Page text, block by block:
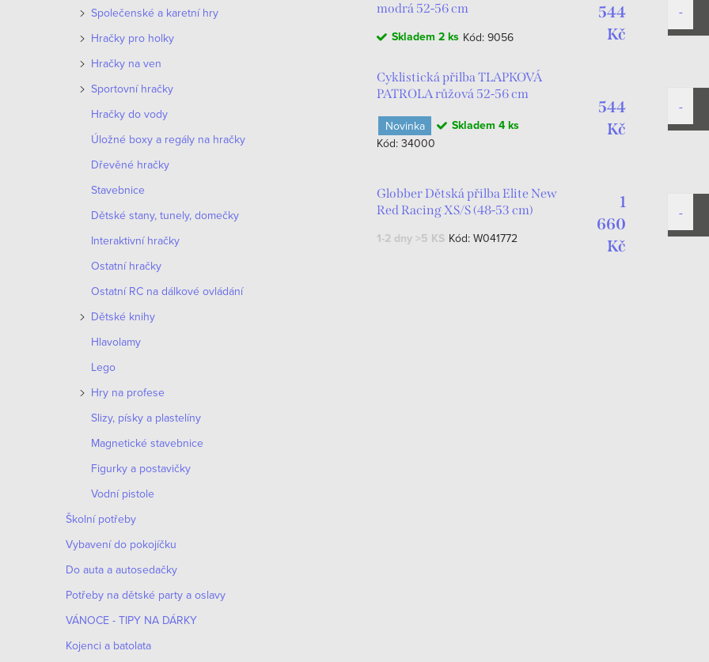
Společenské a karetní hry
Hračky pro holky
Hračky na ven
Sportovní hračky
Hračky do vody
Úložné boxy a regály na hračky
Dřevěné hračky
Stavebnice
Dětské stany, tunely, domečky
Interaktivní hračky
Ostatní hračky
Ostatní RC na dálkové ovládání
Dětské knihy
Hlavolamy
Lego
Hry na profese
Slizy, písky a plastelíny
Magnetické stavebnice
Figurky a postavičky
Vodní pistole
Školní potřeby
Vybavení do pokojíčku
Do auta a autosedačky
Potřeby na dětské party a oslavy
VÁNOCE - TIPY NA DÁRKY
Kojenci a batolata
modrá 52-56 cm
Skladem 2 ks Kód: 9056
544
Kč
Cyklistická přilba TLAPKOVÁ
PATROLA růžová 52-56 cm
Novinka Skladem 4 ks
Kód: 34000
544
Kč
Globber Dětská přilba Elite New
Red Racing XS/S (48-53 cm)
1-2 dny >5 KS Kód: W041772
1
660
Kč